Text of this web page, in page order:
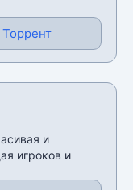
Торрент
и
игроков и